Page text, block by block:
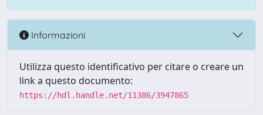
Informazioni
Utilizza questo identificativo per citare o creare un
link a questo documento:
https://hdl.handle.net/11386/3947865